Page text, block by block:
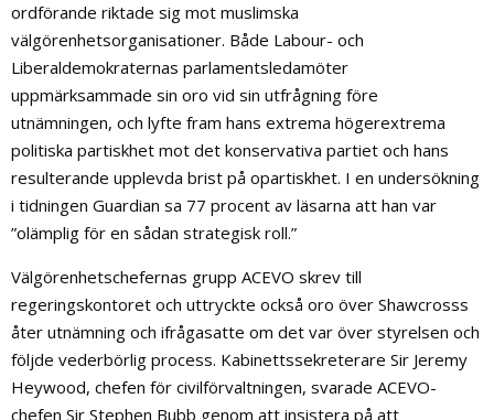
ordförande riktade sig mot muslimska
välgörenhetsorganisationer. Både Labour- och
Liberaldemokraternas parlamentsledamöter
uppmärksammade sin oro vid sin utfrågning före
utnämningen, och lyfte fram hans extrema högerextrema
politiska partiskhet mot det konservativa partiet och hans
resulterande upplevda brist på opartiskhet. I en undersökning
i tidningen Guardian sa 77 procent av läsarna att han var
”olämplig för en sådan strategisk roll.”
Välgörenhetschefernas grupp ACEVO skrev till
regeringskontoret och uttryckte också oro över Shawcrosss
åter utnämning och ifrågasatte om det var över styrelsen och
följde vederbörlig process. Kabinettssekreterare Sir Jeremy
Heywood, chefen för civilförvaltningen, svarade ACEVO-
chefen Sir Stephen Bubb genom att insistera på att